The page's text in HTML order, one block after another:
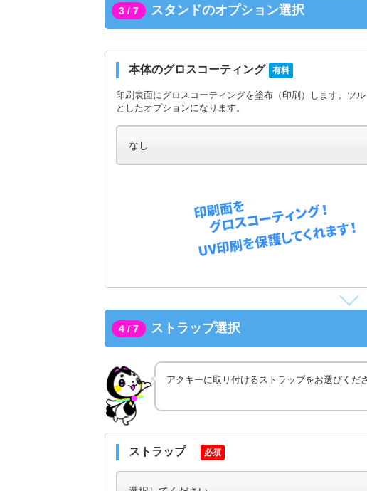
3 / 7 スタンドのオプション選択
本体のグロスコーティング 有料
印刷表面にグロスコーティングを塗布（印刷）します。ツ
としたオプションになります。
4 / 7 ストラップ選択
アクキーに取り付けるストラップをお選びくださ
ストラップ 必須